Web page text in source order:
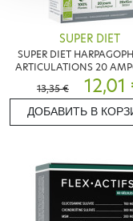
SUPER DIET
SUPER DIET
ARTICULATIONS 20
13,35 €
12,01
ДОБАВИТЬ В